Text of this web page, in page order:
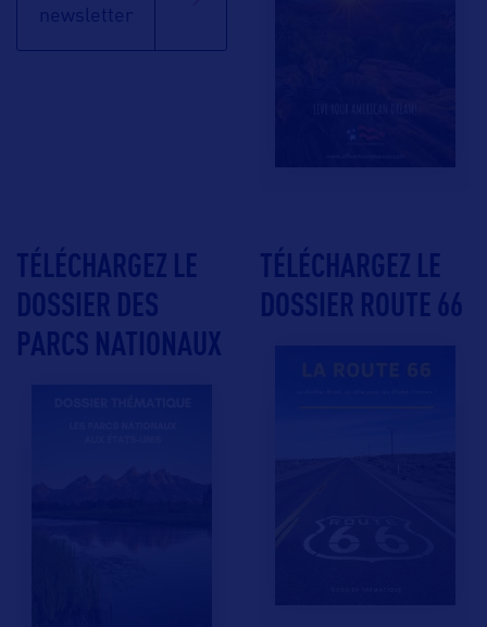
newsletter
TÉLÉCHARGEZ LE
DOSSIER DES
PARCS NATIONAUX
TÉLÉCHARGEZ LE
DOSSIER ROUTE 66